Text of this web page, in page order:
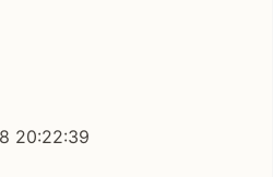
20:22:39